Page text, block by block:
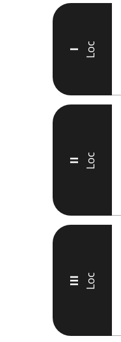
I Loc
II Loc
III Loc